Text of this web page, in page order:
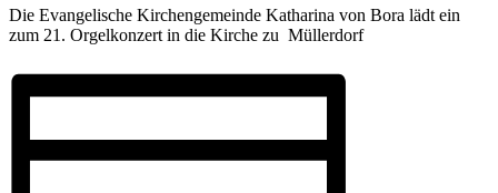
Die Evangelische Kirchengemeinde Katharina von Bora lädt ein
zum 21. Orgelkonzert in die Kirche zu Müllerdorf